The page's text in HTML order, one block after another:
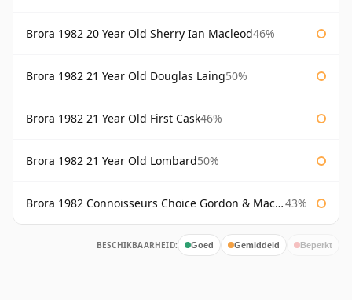
Brora 1982 20 Year Old Sherry Ian Macleod46%
Brora 1982 21 Year Old Douglas Laing50%
Brora 1982 21 Year Old First Cask46%
Brora 1982 21 Year Old Lombard50%
Brora 1982 Connoisseurs Choice Gordon & Macphail 43%
BESCHIKBAARHEID: Goed Gemiddeld Beperkt